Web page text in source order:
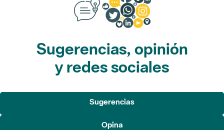
Sugerencias, opinión
y redes sociales
Sugerencias
Opina